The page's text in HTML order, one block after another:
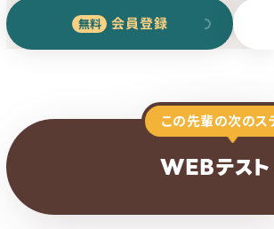
会員登録
この先輩の次のス
WEBテスト